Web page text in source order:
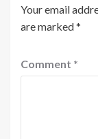
Your email
are marked*
Comment *